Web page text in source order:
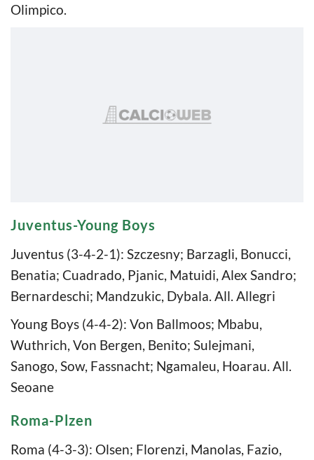
Olimpico.
Juventus-Young Boys
Juventus (3-4-2-1): Szczesny; Barzagli, Bonucci,
Benatia; Cuadrado, Pjanic, Matuidi, Alex Sandro;
Bernardeschi; Mandzukic, Dybala. All. Allegri
Young Boys (4-4-2): Von Ballmoos; Mbabu,
Wuthrich, Von Bergen, Benito; Sulejmani,
Sanogo, Sow, Fassnacht; Ngamaleu, Hoarau. All.
Seoane
Roma-Plzen
Roma (4-3-3): Olsen; Florenzi, Manolas, Fazio,